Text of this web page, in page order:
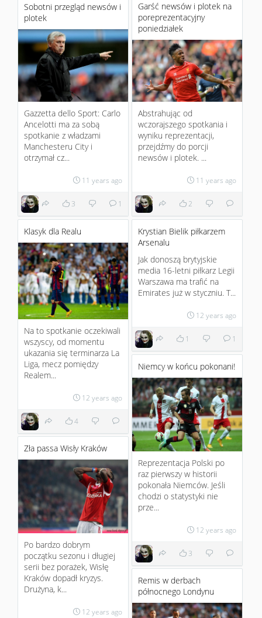
Garść newsów i plotek na
poreprezentacyjny
poniedziałek
Abstrahując od
wczorajszego spotkania i
wyniku reprezentacji,
przejdźmy do porcji
newsów i plotek. ...
11 years ago
2
Sobotni przegląd newsów i
plotek
Gazzetta dello Sport: Carlo
Ancelotti ma za sobą
spotkanie z władzami
Manchesteru City i
otrzymał cz...
11 years ago
3 1
Krystian Bielik piłkarzem
Arsenalu
Jak donoszą brytyjskie
media 16-letni piłkarz Legii
Warszawa ma trafić na
Emirates już w styczniu. T...
12 years ago
1 1
Klasyk dla Realu
Na to spotkanie oczekiwali
wszyscy, od momentu
ukazania się terminarza La
Liga, mecz pomiędzy
Realem...
12 years ago
4
Niemcy w końcu pokonani!
Reprezentacja Polski po
raz pierwszy w historii
pokonała Niemców. Jeśli
chodzi o statystyki nie
prze...
12 years ago
3
Zła passa Wisły Kraków
Po bardzo dobrym
początku sezonu i długiej
serii bez porażek, Wisłę
Kraków dopadł kryzys.
Drużyna, k...
12 years ago
Remis w derbach
północnego Londynu